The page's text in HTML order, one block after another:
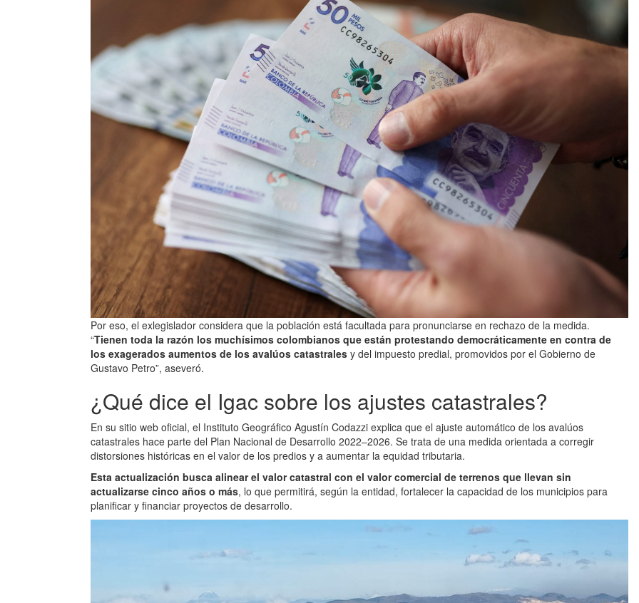
Por eso, el exlegislador considera que la población está facultada para pronunciarse en rechazo de la medida.
“Tienen toda la razón los muchísimos colombianos que están protestando democráticamente en contra de
los exagerados aumentos de los avalúos catastrales y del impuesto predial, promovidos por el Gobierno de
Gustavo Petro”, aseveró.
¿Qué dice el Igac sobre los ajustes catastrales?
En su sitio web oficial, el Instituto Geográfico Agustín Codazzi explica que el ajuste automático de los avalúos
catastrales hace parte del Plan Nacional de Desarrollo 2022–2026. Se trata de una medida orientada a corregir
distorsiones históricas en el valor de los predios y a aumentar la equidad tributaria.
Esta actualización busca alinear el valor catastral con el valor comercial de terrenos que llevan sin
actualizarse cinco años o más, lo que permitirá, según la entidad, fortalecer la capacidad de los municipios para
planificar y financiar proyectos de desarrollo.